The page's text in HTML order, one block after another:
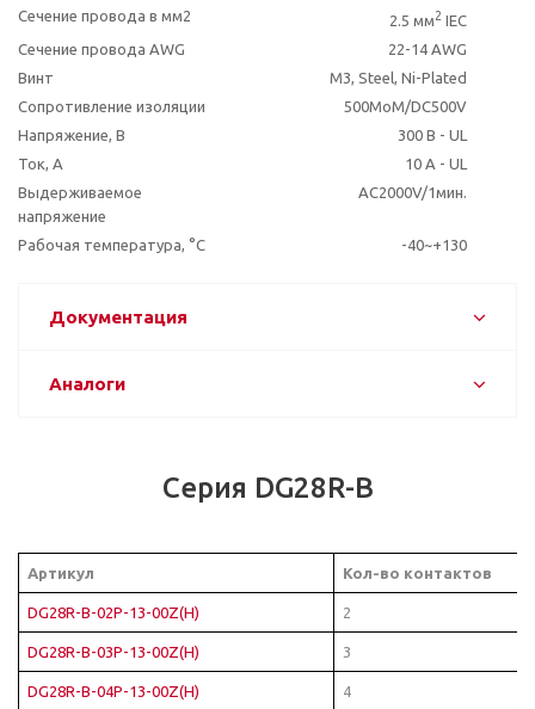
Сечение провода в мм2
2.5 мм2 IEC
Сечение провода AWG
22-14 AWG
Винт
M3, Steel, Ni-Plated
Сопротивление изоляции
500MoM/DC500V
Напряжение, В
300 В - UL
Ток, А
10 A - UL
Выдерживаемое
напряжение
AC2000V/1мин.
Рабочая температура, °C -40~+130
Документация
Аналоги
Серия DG28R-B
Артикул Кол-во контактов
DG28R-B-02P-13-00Z(H) 2
DG28R-B-03P-13-00Z(H) 3
DG28R-B-04P-13-00Z(H) 4